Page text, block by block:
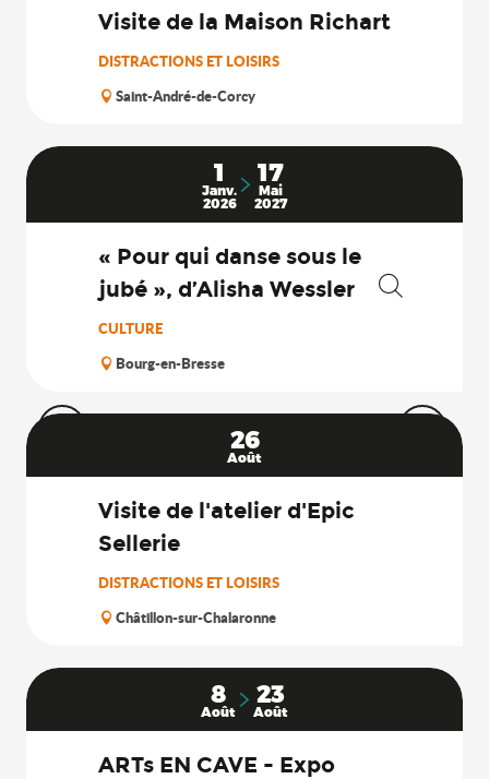
Visite de la Maison Richart
DISTRACTIONS ET LOISIRS
Saint-André-de-Corcy
1
Janv.
2026
17
Mai
2027
« Pour qui danse sous le
jubé », d’Alisha Wessler
CULTURE
Bourg-en-Bresse
26
Août
Visite de l'atelier d'Epic
Sellerie
DISTRACTIONS ET LOISIRS
Châtillon-sur-Chalaronne
8
Août
23
Août
ARTs EN CAVE - Expo